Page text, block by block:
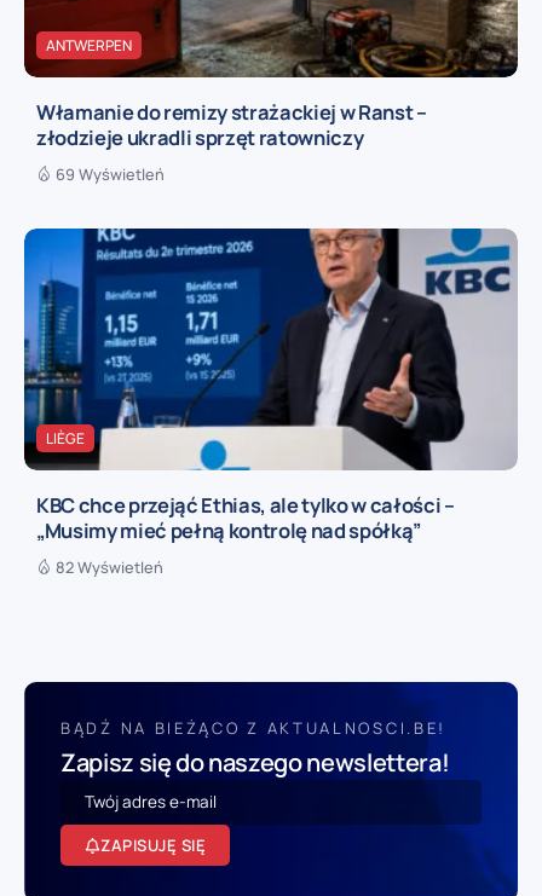
ANTWERPEN
Włamanie do remizy strażackiej w Ranst –
złodzieje ukradli sprzęt ratowniczy
69 Wyświetleń
LIÈGE
KBC chce przejąć Ethias, ale tylko w całości –
„Musimy mieć pełną kontrolę nad spółką”
82 Wyświetleń
BĄDŹ NA BIEŻĄCO Z AKTUALNOSCI.BE!
Zapisz się do naszego newslettera!
ZAPISUJĘ SIĘ